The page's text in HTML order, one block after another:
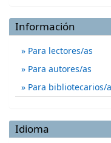
Información
Para lectores/as
Para autores/as
Para bibliotecarios/
Idioma